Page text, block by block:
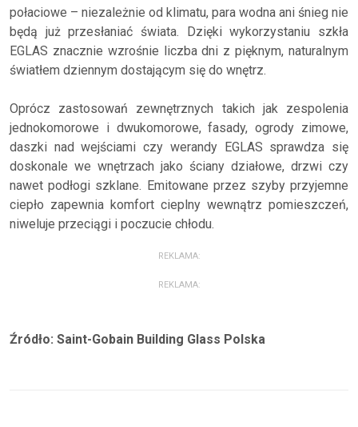
połaciowe – niezależnie od klimatu, para wodna ani śnieg nie
będą już przesłaniać świata. Dzięki wykorzystaniu szkła
EGLAS znacznie wzrośnie liczba dni z pięknym, naturalnym
światłem dziennym dostającym się do wnętrz.
Oprócz zastosowań zewnętrznych takich jak zespolenia
jednokomorowe i dwukomorowe, fasady, ogrody zimowe,
daszki nad wejściami czy werandy EGLAS sprawdza się
doskonale we wnętrzach jako ściany działowe, drzwi czy
nawet podłogi szklane. Emitowane przez szyby przyjemne
ciepło zapewnia komfort cieplny wewnątrz pomieszczeń,
niweluje przeciągi i poczucie chłodu.
REKLAMA:
REKLAMA:
Źródło: Saint-Gobain Building Glass Polska